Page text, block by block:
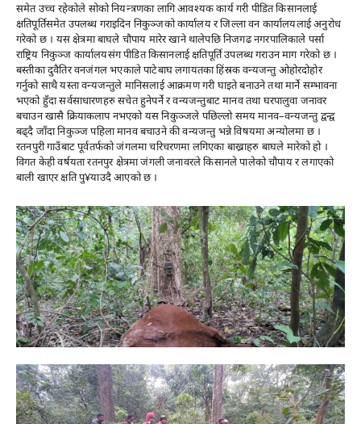
समेत उच्च रहेकोले सोको नियन्त्रणका लागि आवश्यक कार्य गरी पीडित किसानलाई
क्षतिपूर्तिसमेत उपलब्ध गराइदिन निकुञ्जको कार्यालय र जिल्ला वन कार्यालयलाई अनुरोध
गरेको छ । यस क्षेत्रमा बाघले चौपाय मारेर खाने थालेपछि निजगढ नगरपालिकाले पर्सा
राष्ट्रिय निकुञ्ज कार्यालयसंग पीडित किसानलाई क्षतिपूर्ति उपलब्ध गराउन माग गरेको छ ।
बस्तीका दुवैतिर वनजंगल भएकाले पाटेबाघ लगायतका हिंस्रक वन्यजन्तु ओहोरदोहोर
गर्नुको साथै यस्ता वन्यजन्तुले मानिसलाई आक्रमण गरी घाइते बनाउने तथा मार्ने सम्भावना
भएको हुँदा सर्वसाधारणहरु सचेत हुनेपर्ने र वन्यजन्तुबाट मानव तथा घरपालुवा जनावर
बचाउन खासै क्रियाकलाप नभएको यस निकुञ्जले पछिल्लो समय मानव–वन्यजन्तु द्वन्द्व
बढ्दै जाँदा निकुञ्ज पहिला मानव बचाउने की वन्यजन्तु भन्ने विषयमा अन्योलमा छ ।
रतनपुरी गाउँबाट पूर्वतर्फको जंगलमा चरिचरणमा लगिएका बाख्राहरु बाघले मारेको हो ।
विगत केही वर्षयता रतनपुर क्षेत्रमा जंगली जनावरले किसानले पालेको चौपाय र लगाएको
बाली खाएर क्षति पु¥याउदै आएको छ ।